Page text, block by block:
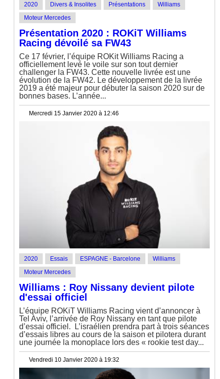
2020 Divers & Insolites Présentations
Williams
Moteur Mercedes
Présentation 2020 : ROKiT Williams
Racing dévoilé sa FW43
Ce 17 février, l’équipe ROKit Williams Racing a
officiellement levé le voile sur son tout dernier
challenger la FW43. Cette nouvelle livrée est une
évolution de la FW42. Le développement de la livrée
2019 a été majeur pour débuter la saison 2020 sur de
bonnes bases. L’année...
Mercredi 15 Janvier 2020 à 12:46
2020 Essais ESPAGNE - Barcelone
Williams
Moteur Mercedes
Williams : Roy Nissany devient pilote
d'essai officiel
L’équipe ROKiT Williams Racing vient d’annoncer à
Tel Aviv, l’arrivée de Roy Nissany en tant que pilote
d’essai officiel. L’israélien prendra part à trois séances
d’essais libres au cours de la saison et pilotera durant
une journée la monoplace lors des « rookie test day...
Vendredi 10 Janvier 2020 à 19:32